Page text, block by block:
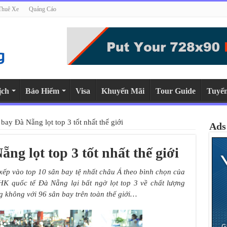
Xe Quảng Cáo
Bảo Hiểm Visa Khuyến Mãi Tour Guide
Đà Nẵng lọt top 3 tốt nhất thế giới
lọt top 3 tốt nhất thế giới
vào top 10 sân bay tệ nhất châu Á theo bình chọn của
quốc tế Đà Nẵng lại bất ngờ lọt top 3 về chất lượng
không với 96 sân bay trên toàn thế giới…